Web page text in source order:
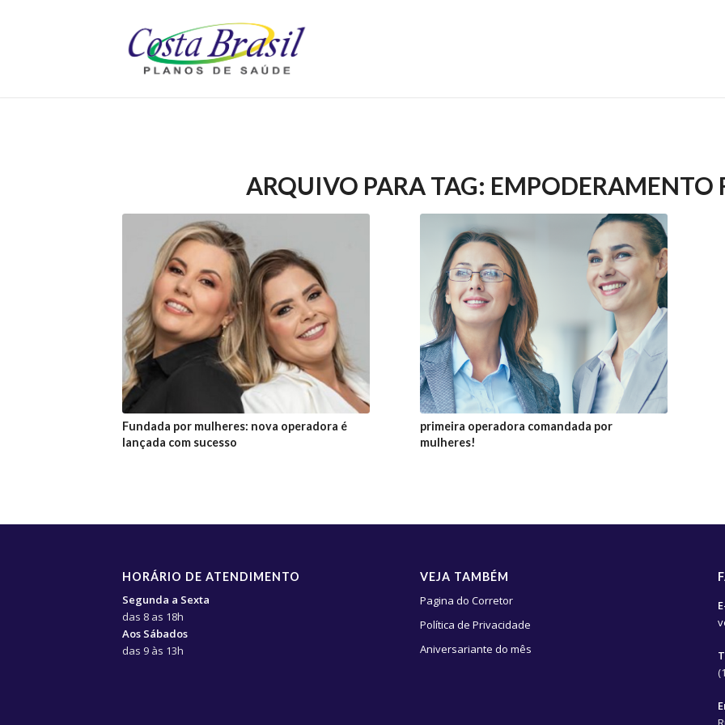
ARQUIVO PARA TAG: EMPODERAMENTO
Fundada por mulheres: nova operadora é
lançada com sucesso
primeira operadora comandada por
mulheres!
HORÁRIO DE ATENDIMENTO
Segunda a Sexta
das 8 as 18h
Aos Sábados
das 9 às 13h
VEJA TAMBÉM
Pagina do Corretor
Política de Privacidade
Aniversariante do mês